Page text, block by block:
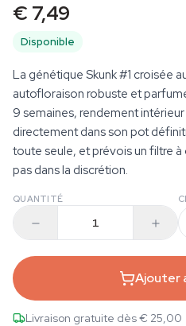
€ 7,49
Disponible
La génétique Skunk #1 croisée
autofloraison robuste et
9 semaines, rendement
directement dans son pot
toute seule, et prévois un filtre
pas dans la discrétion.
QUANTITÉ
Ajouter
Livraison gratuite dès € 25,00